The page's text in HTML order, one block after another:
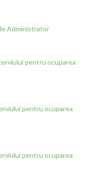
Administrator
pentru ocuparea
pentru ocuparea
pentru ocuparea